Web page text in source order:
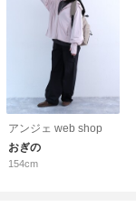
アンジェ web shop
おぎの
154cm